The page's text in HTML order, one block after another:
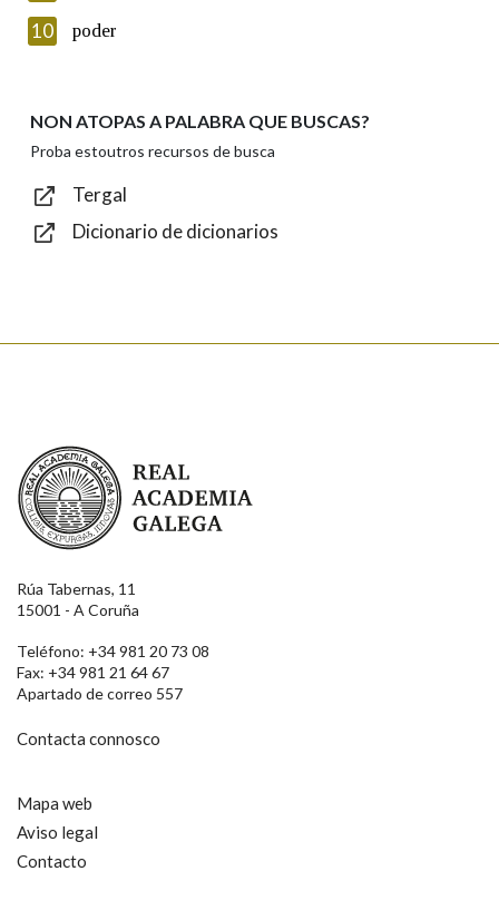
Introduce o código que aparece na imaxe:
Texto de verificación
10 poder
NON ATOPAS A PALABRA QUE BUSCAS?
Proba estoutros recursos de busca
Tergal
Dicionario de dicionarios
Real Academia Galega
Rúa Tabernas, 11
15001 - A Coruña
Teléfono: +34 981 20 73 08
Fax: +34 981 21 64 67
Apartado de correo 557
Contacta connosco
Mapa web
Aviso legal
Contacto